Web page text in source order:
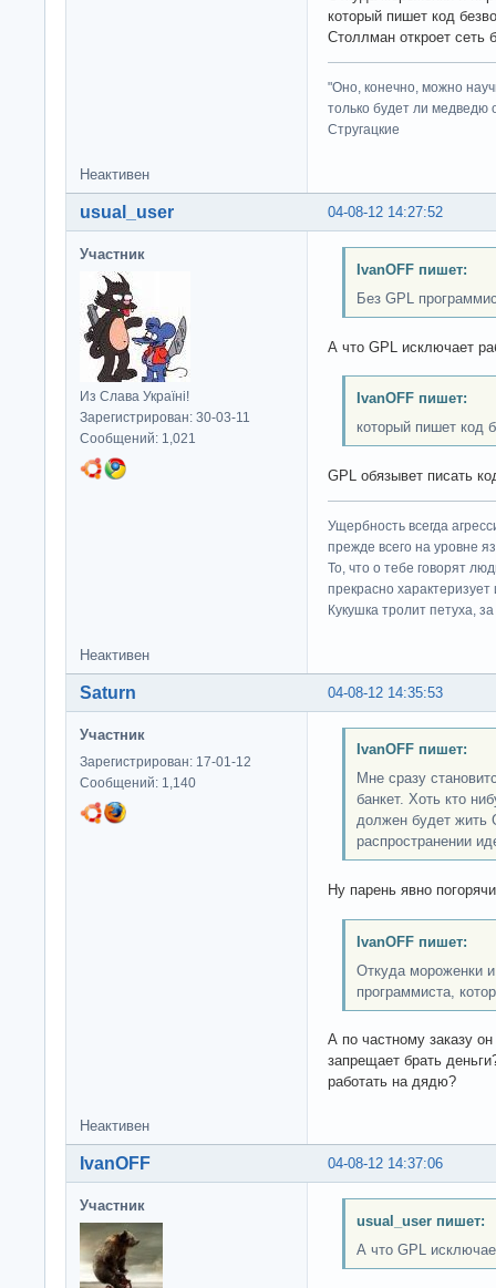
который пишет код
Столлман откроет сеть
"Оно, конечно, можно
только будет ли медведю
Стругацкие
Неактивен
04-08-12 14:27:52
usual_user
Участник
Из Слава Україні!
Зарегистрирован: 30-03-11
Сообщений: 1,021
IvanOFF пишет:
Без GPL
А что GPL исключает
IvanOFF пишет:
который пишет код
GPL обязывет писать
Ущербность всегда
прежде всего на уровне
То, что о тебе говорят
прекрасно характеризует
Кукушка тролит петуха,
Неактивен
04-08-12 14:35:53
Saturn
Участник
Зарегистрирован: 17-01-12
Сообщений: 1,140
IvanOFF пишет:
Мне сразу
банкет. Хоть кто
должен будет жить
распространении
Ну парень явно
IvanOFF пишет:
Откуда мороженки
программиста,
А по частному заказу
запрещает брать
работать на дядю?
Неактивен
04-08-12 14:37:06
IvanOFF
Участник
usual_user пишет:
А что GPL